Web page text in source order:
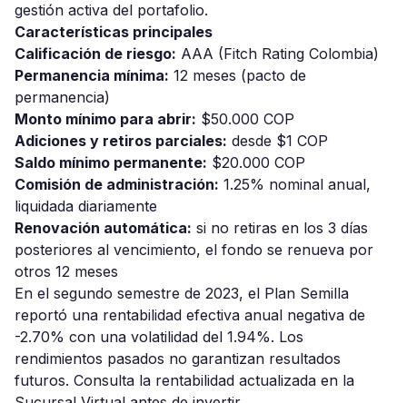
gestión activa del portafolio.
Características principales
Calificación de riesgo: AAA (Fitch Rating Colombia)
Permanencia mínima: 12 meses (pacto de
permanencia)
Monto mínimo para abrir: $50.000 COP
Adiciones y retiros parciales: desde $1 COP
Saldo mínimo permanente: $20.000 COP
Comisión de administración: 1.25% nominal anual,
liquidada diariamente
Renovación automática: si no retiras en los 3 días
posteriores al vencimiento, el fondo se renueva por
otros 12 meses
En el segundo semestre de 2023, el Plan Semilla
reportó una rentabilidad efectiva anual negativa de
-2.70% con una volatilidad del 1.94%. Los
rendimientos pasados no garantizan resultados
futuros. Consulta la rentabilidad actualizada en la